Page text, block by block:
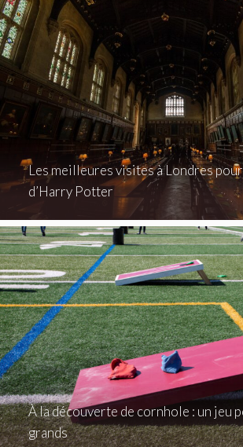
Les meilleures visites à Londres
d’Harry Potter
À la découverte de cornhole : un jeu
grands